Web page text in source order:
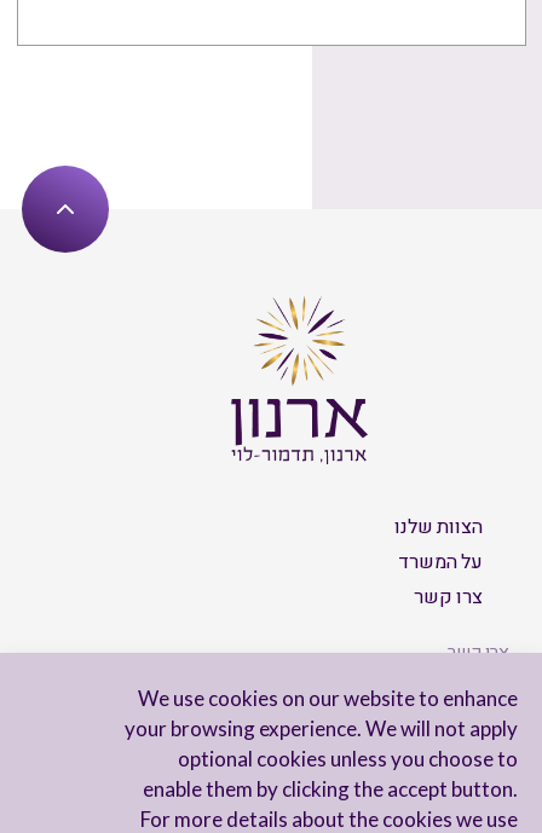
We use cookies on our website to enhance
your browsing experience. We will not apply
optional cookies unless you choose to
enable them by clicking the accept button.
For more details about the cookies we use
הצוות שלנו
על המשרד
צרו קשר
צרו קשר
הישארו מעודכנים